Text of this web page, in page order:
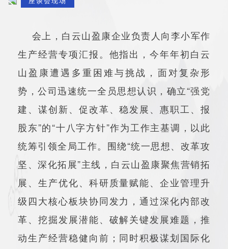
会上，白云山盈康企业负责人向李小军作
生产经营专项汇报。他指出，今年年初白云
山盈康遭遇多重困难与挑战，面对复杂形
势，公司迅速统一全员思想认识，确立“强党
建、谋创新、促改革、稳发展、惠职工、报
股东”的“十八字方针”作为工作主基调，以此
统筹引领全局工作。围绕“统一思想、改革攻
坚、深化拓展”主线，白云山盈康聚焦营销拓
展、生产优化、科研质量赋能、企业管理升
级四大核心板块协同发力，通过深化内部改
革、挖掘发展潜能、破解关键发展难题，推
动生产经营稳健向前；同时积极谋划国际化